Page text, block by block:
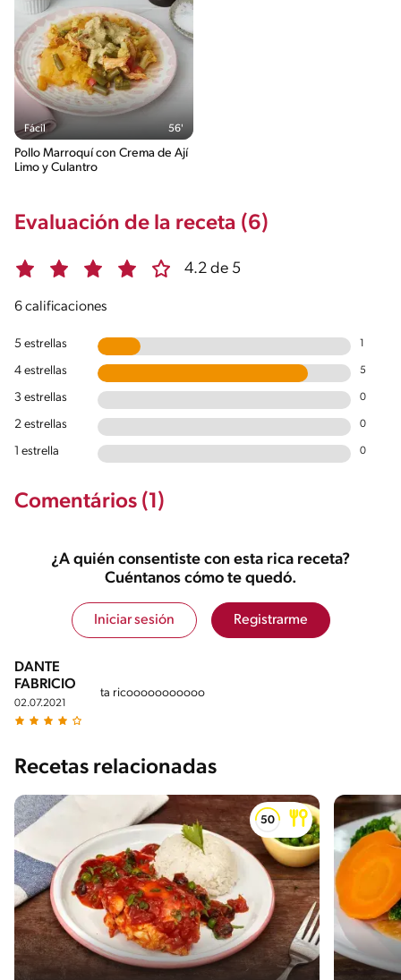
Fácil 56'
Pollo Marroquí con Crema de Ají
Limo y Culantro
Evaluación de la receta (6)
4.2 de 5
6 calificaciones
5 estrellas 1
4 estrellas 5
3 estrellas 0
2 estrellas 0
1 estrella 0
Comentários (1)
¿A quién consentiste con esta rica receta?
Cuéntanos cómo te quedó.
Iniciar sesión Registrarme
DANTE
FABRICIO
02.07.2021
ta ricooooooooooo
Recetas relacionadas